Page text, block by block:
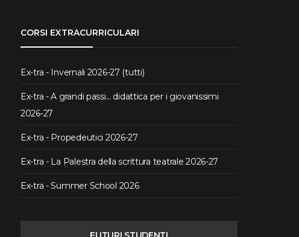
CORSI EXTRACURRICULARI
Ex-tra - Invernali 2026-27 (tutti)
Ex-tra - A grandi passi... didattica per i giovanissimi
2026-27
Ex-tra - Propedeutici 2026-27
Ex-tra - La Palestra della scrittura teatrale 2026-27
Ex-tra - Summer School 2026